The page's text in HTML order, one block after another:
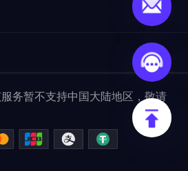
务暂不支持中国大陆地区，敬请